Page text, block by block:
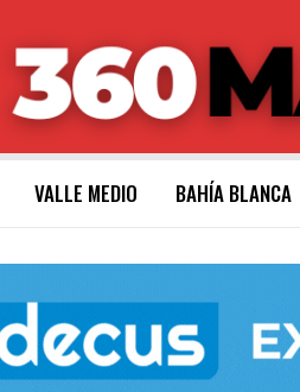
VALLE MEDIO BAHÍA BLANCA